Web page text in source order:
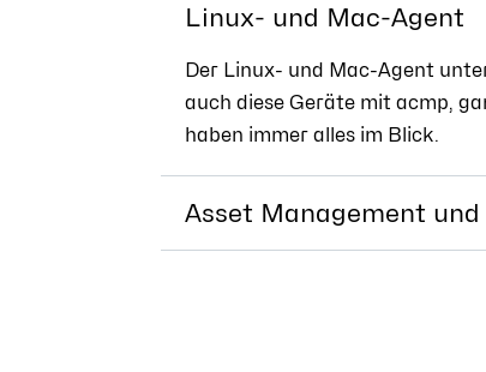
Linux- und Mac-Agent
Der Linux- und Mac-Agent
auch diese Geräte mit acmp,
haben immer alles im Blick.
Asset Management